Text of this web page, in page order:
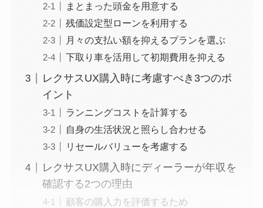
まとまった頭金を用意する
残価設定型ローンを利用する
月々の支払い額を抑えるプランを選ぶ
下取り車を活用して初期費用を抑える
レクサスUX購入時に考慮すべき3つのポ
イント
ランニングコストを計算する
自身の生活状況と照らし合わせる
リセールバリューを考慮する
レクサスUX購入時にディーラーが年収を
確認する2つの理由
顧客の購入力を評価するため